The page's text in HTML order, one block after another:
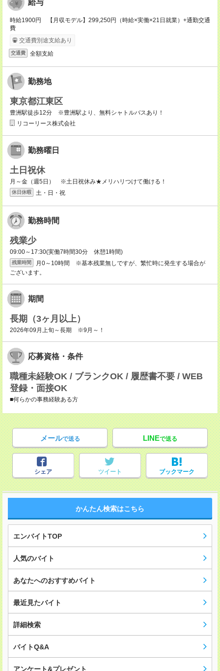
給与
時給1900円 【月収モデル】299,250円（時給×実働×21日就業）+通勤交通
費
交通費別途支給あり
交通費 全額支給
勤務地
東京都江東区
豊洲駅徒歩12分 ※豊洲駅より、無料シャトルバスあり！
リコーリース株式会社
勤務曜日
土日祝休
月～金（週5日） ※土日祝休み★メリハリつけて働ける！
休日休暇 土・日・祝
勤務時間
残業少
09:00～17:30(実働7時間30分 休憩1時間)
残業時間
月0～10時間 ※基本残業無しですが、繁忙時に発生する場合が
ございます。
期間
長期（3ヶ月以上）
2026年09月上旬～長期 ※9月～！
応募資格・条件
職種未経験OK / ブランクOK / 履歴書不要 / WEB
登録・面接OK
■何らかの事務経験ある方
メールで送る LINEで送る
シェア ツイート ブックマーク
かんたん検索はこちら
エンバイトTOP
人気のバイト
あなたへのおすすめバイト
最近見たバイト
詳細検索
バイトQ&A
アンケート&プレゼント